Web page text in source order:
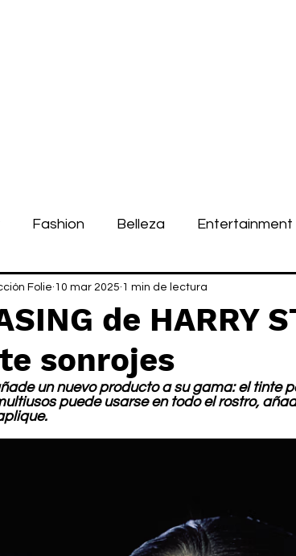
Fashion Belleza Entertainment
de HARRY
sonrojes
Folie 10 mar 2025 1 min de lectura
un nuevo producto a su gama: el tinte
puede usarse en todo el rostro,